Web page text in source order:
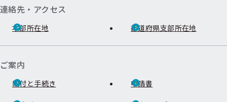
連絡先・アクセス
本部所在地 都道府県支部所在地
ご案内
給付と手続き 申請書